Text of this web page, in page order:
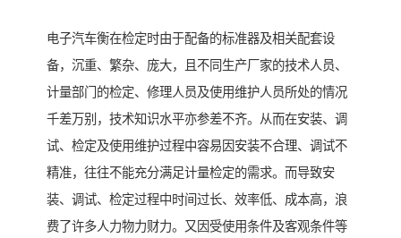
电子汽车衡在检定时由于配备的标准器及相关配套设
备，沉重、繁杂、庞大，且不同生产厂家的技术人员、
计量部门的检定、修理人员及使用维护人员所处的情况
千差万别，技术知识水平亦参差不齐。从而在安装、调
试、检定及使用维护过程中容易因安装不合理、调试不
精准，往往不能充分满足计量检定的需求。而导致安
装、调试、检定过程中时间过长、效率低、成本高，浪
费了许多人力物力财力。又因受使用条件及客观条件等